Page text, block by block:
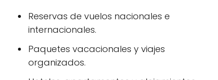
Reservas de vuelos nacionales e
internacionales.
Paquetes vacacionales y viajes
organizados.